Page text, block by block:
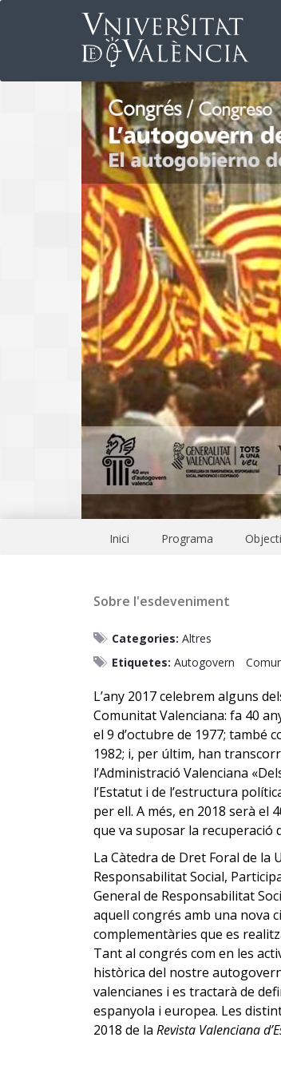
Inici Programa
Sobre l'esdeveniment
Categories: Altres
Etiquetes: Autogovern
L’any 2017 celebrem alguns
Comunitat Valenciana: fa 40
el 9 d’octubre de 1977; també
1982; i, per últim, han
l’Administració Valenciana
l’Estatut i de l’estructura
per ell. A més, en 2018 serà el
que va suposar la recuperació
La Càtedra de Dret Foral de la
Responsabilitat Social,
General de Responsabilitat
aquell congrés amb una nova
complementàries que es
Tant al congrés com en les
històrica del nostre
valencianes i es tractarà de
espanyola i europea. Les
2018 de la Revista Valenciana